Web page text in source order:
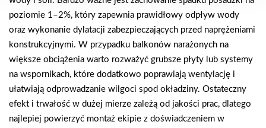
poziomie 1–2%, który zapewnia prawidłowy odpływ wody
oraz wykonanie dylatacji zabezpieczających przed naprężeniami
konstrukcyjnymi. W przypadku balkonów narażonych na
większe obciążenia warto rozważyć grubsze płyty lub systemy
na wspornikach, które dodatkowo poprawiają wentylację i
ułatwiają odprowadzanie wilgoci spod okładziny. Ostateczny
efekt i trwałość w dużej mierze zależą od jakości prac, dlatego
najlepiej powierzyć montaż ekipie z doświadczeniem w